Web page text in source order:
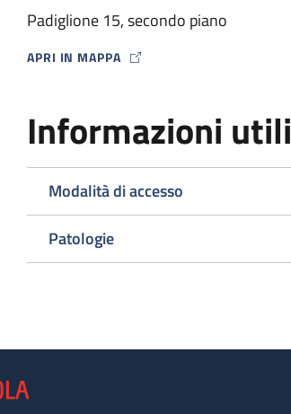
Padiglione 15, secondo piano
APRI IN MAPPA
MAP ICON
Informazioni utili
Modalità di accesso
Patologie